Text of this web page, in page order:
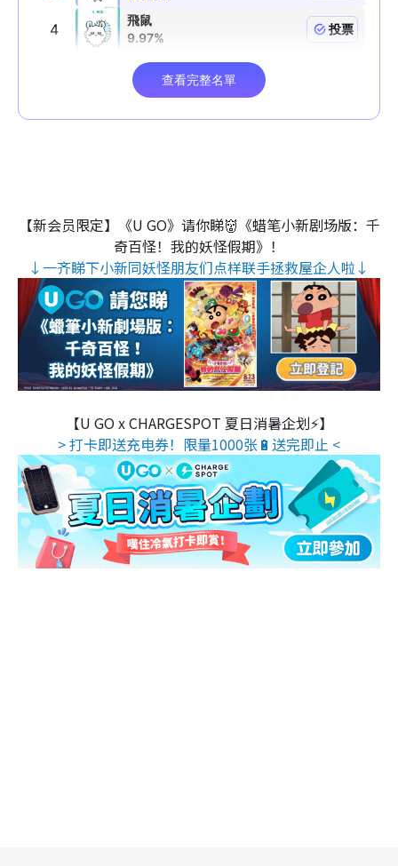
【新会员限定】《U GO》请你睇👹《蜡笔小新剧场版：千
奇百怪！我的妖怪假期》！
↓一齐睇下小新同妖怪朋友们点样联手拯救屋企人啦↓
【U GO x CHARGESPOT 夏日消暑企划⚡】
> 打卡即送充电券！限量1000张🔋送完即止 <